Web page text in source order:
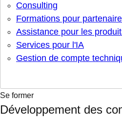
Consulting
Formations pour
Assistance pour les
Services pour l'IA
Gestion de compte
Se former
Développement des